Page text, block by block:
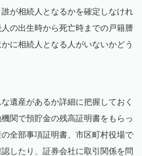
が相続人となるかを確定しなけれ
の出生時から死亡時までの戸籍謄
に相続人となる人がいないかどう
遺産があるか詳細に把握しておく
関で預貯金の残高証明書をもらっ
全部事項証明書、市区町村役場で
したり、証券会社に取引関係を問